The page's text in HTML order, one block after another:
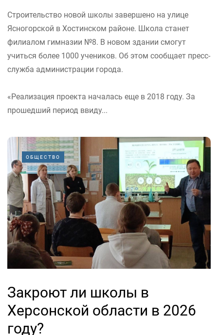
Строительство новой школы завершено на улице
Ясногорской в Хостинском районе. Школа станет
филиалом гимназии №8. В новом здании смогут
учиться более 1000 учеников. Об этом сообщает пресс-
служба администрации города.
«Реализация проекта началась еще в 2018 году. За
прошедший период ввиду...
ОБЩЕСТВО
Закроют ли школы в
Херсонской области в 2026
году?